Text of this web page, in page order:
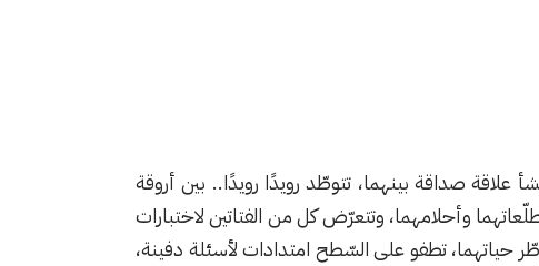
علاقة صداقة بينهما، تتوطّد رويدًا رويدًا.. بين أروقة
وأحلامهما، وتتعرّض كل من الفتاتين لاختبارات
حياتهما، تطفو على السّطح امتدادات لأسئلة دفينة،